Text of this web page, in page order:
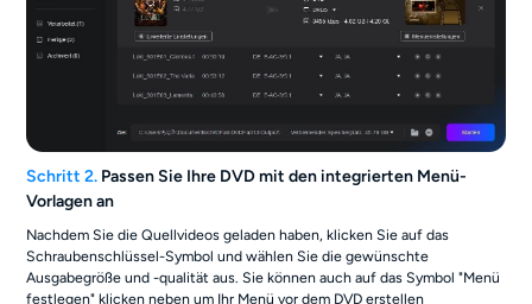
Schritt 2. Passen Sie Ihre DVD mit den integrierten Menü-
Vorlagen an
Nachdem Sie die Quellvideos geladen haben, klicken Sie auf das
Schraubenschlüssel-Symbol und wählen Sie die gewünschte
Ausgabegröße und -qualität aus. Sie können auch auf das Symbol "Menü
festlegen" klicken neben um Ihr Menü vor dem DVD erstellen